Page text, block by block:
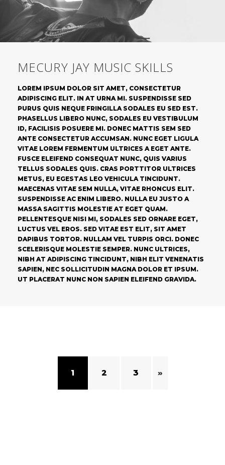
MECURY JAY MUSIC SKILLS
LOREM IPSUM DOLOR SIT AMET, CONSECTETUR
ADIPISCING ELIT. IN AT URNA MI. SUSPENDISSE SED
PURUS QUIS NEQUE FRINGILLA SODALES EU SED EST.
PHASELLUS LIBERO NUNC, SODALES EU VESTIBULUM
ID, FACILISIS POSUERE MI. DONEC MATTIS SEM SED
ANTE CONSECTETUR ACCUMSAN. NUNC EGET LIGULA
VITAE LOREM FERMENTUM ULTRICES A EGET ANTE.
FUSCE ELEIFEND CONSEQUAT NUNC, QUIS VARIUS
TELLUS SODALES QUIS. CRAS PORTTITOR ULTRICES
METUS, EU EGESTAS LEO VEHICULA TINCIDUNT.
MAECENAS VITAE SEM NULLA, VITAE RHONCUS ELIT.
SUSPENDISSE AC ENIM LIBERO. NULLA EU JUSTO A
MASSA SAGITTIS MOLESTIE AT EGET QUAM.
PELLENTESQUE NISI MI, SODALES SED ORNARE EGET,
LUCTUS VEL EROS. SED VITAE EST ELIT, SIT AMET
DAPIBUS TORTOR. NULLAM VEL TURPIS ORCI. DONEC
SCELERISQUE MOLESTIE SEMPER. NUNC ULTRICES,
NIBH AT ADIPISCING TINCIDUNT, NIBH ELIT VENENATIS
SAPIEN, NEC SOLLICITUDIN MAGNA DOLOR ET IPSUM.
UT PLACERAT NUNC NON SAPIEN ELEIFEND GRAVIDA.
1 2 3 »